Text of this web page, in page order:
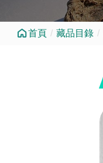
首頁 藏品目錄